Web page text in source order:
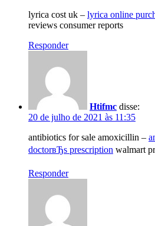
lyrica cost uk – lyrica online
reviews consumer reports
Responder
Htifmc disse:
20 de julho de 2021 às 11:35
antibiotics for sale amoxicillin –
doctorвЂs prescription walmart
Responder